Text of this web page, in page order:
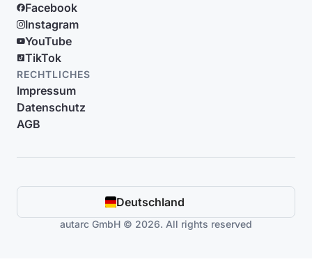
Facebook
Instagram
YouTube
TikTok
RECHTLICHES
Impressum
Datenschutz
AGB
Deutschland
autarc GmbH © 2026. All rights reserved